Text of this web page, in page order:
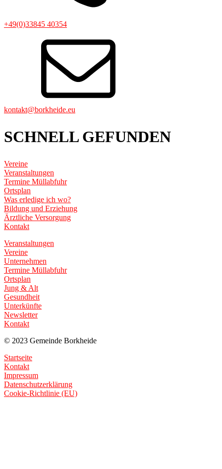
+49(0)33845 40354
kontakt@borkheide.eu
SCHNELL GEFUNDEN
Vereine
Veranstaltungen
Termine Müllabfuhr
Ortsplan
Was erledige ich wo?
Bildung und Erziehung
Ärztliche Versorgung
Kontakt
Veranstaltungen
Vereine
Unternehmen
Termine Müllabfuhr
Ortsplan
Jung & Alt
Gesundheit
Unterkünfte
Newsletter
Kontakt
© 2023 Gemeinde Borkheide
Startseite
Kontakt
Impressum
Datenschutzerklärung
Cookie-Richtlinie (EU)